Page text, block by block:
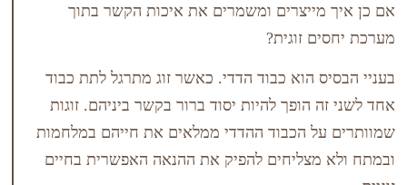
ומשמרים את איכות הקשר בתוך
זוגית?
הוא כבוד הדדי. כאשר זוג מתרגל לתת כבוד
להיות יסוד ברור בקשר ביניהם. זוגות
הכבוד ההדדי ממלאים את חייהם במלחמות
להפיק את ההנאה האפשרית בחיים